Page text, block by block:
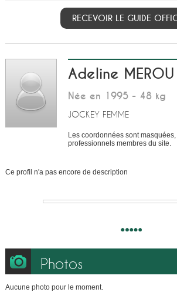
RECEVOIR LE GUIDE
Adeline MEROU
Née en 1995 - 48 kg
JOCKEY FEMME
Les coordonnées sont
professionnels membres du site.
Ce profil n'a pas encore de description
Photos
Aucune photo pour le moment.